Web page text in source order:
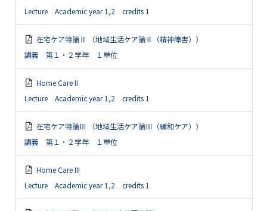
Lecture Academic year 1,2 credits 1
在宅ケア特論Ⅱ （地域生活ケア論Ⅱ（精神障害））
講義 第１・２学年 １単位
Home Care II
Lecture Academic year 1,2 credits 1
在宅ケア特論Ⅲ （地域生活ケア論Ⅲ（緩和ケア））
講義 第１・２学年 １単位
Home Care III
Lecture Academic year 1,2 credits 1